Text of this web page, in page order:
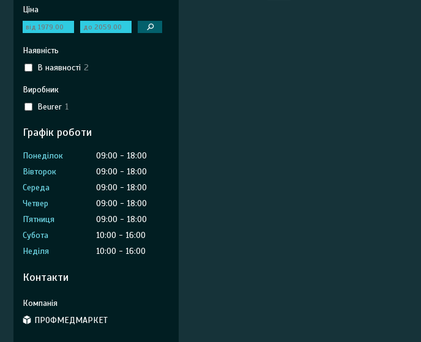
Ціна
Наявність
В наявності 2
Виробник
Beurer 1
Графік роботи
Понеділок 09:00
18:00
Вівторок
09:00
18:00
Середа
09:00
18:00
Четвер
09:00
18:00
Пʼятниця
09:00
18:00
Субота
10:00
16:00
Неділя
10:00 16:00
Контакти
ПРОФМЕДМАРКЕТ